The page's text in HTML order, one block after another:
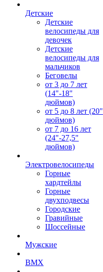
Детские
Детские
велосипеды для
девочек
Детские
велосипеды для
мальчиков
Беговелы
от 3 до 7 лет
(14"-18"
дюймов)
от 5 до 8 лет (20"
дюймов)
от 7 до 16 лет
(24"-27,5"
дюймов)
Электровелосипеды
Горные
хардтейлы
Горные
двухподвесы
Городские
Гравийные
Шоссейные
Мужские
BMX